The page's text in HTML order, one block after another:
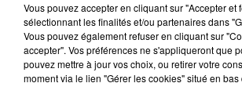
Vous pouvez accepter en cliquant sur "Accepter et
sélectionnant les finalités et/ou partenaires dans
Vous pouvez également refuser en cliquant sur
accepter". Vos préférences ne s'appliqueront que
pouvez mettre à jour vos choix, ou retirer votre
moment via le lien "Gérer les cookies" situé en